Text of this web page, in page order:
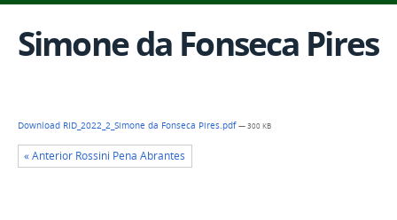
Simone da Fonseca Pires
Download RID_2022_2_Simone da Fonseca Pires.pdf— 300 KB
« Anterior Rossini Pena Abrantes